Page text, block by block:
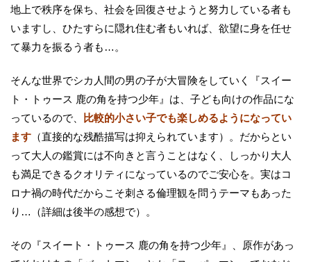
地上で秩序を保ち、社会を回復させようと努力している者も
いますし、ひたすらに隠れ住む者もいれば、欲望に身を任せ
て暴力を振るう者も…。
そんな世界でシカ人間の男の子が大冒険をしていく『スイー
ト・トゥース 鹿の角を持つ少年』は、子ども向けの作品にな
っているので、
比較的小さい子でも楽しめるようになってい
ます （直接的な残酷描写は抑えられています）。だからとい
って大人の鑑賞には不向きと言うことはなく、しっかり大人
も満足できるクオリティになっているのでご安心を。実はコ
ロナ禍の時代だからこそ刺さる倫理観を問うテーマもあった
り…（詳細は後半の感想で）。
その『スイート・トゥース 鹿の角を持つ少年』、原作があっ